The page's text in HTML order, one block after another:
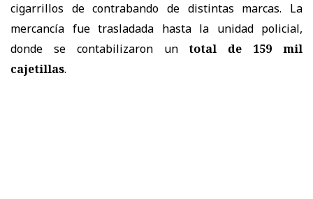
cigarrillos de contrabando de distintas marcas. La
mercancía fue trasladada hasta la unidad policial,
donde se contabilizaron untotal de 159 mil
cajetillas.